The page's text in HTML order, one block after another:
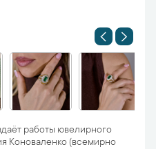
работы ювелирного
Коноваленко (всемирно